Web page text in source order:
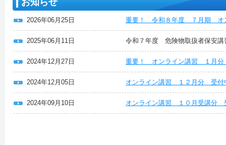
お知らせ
2026年06月25日 重要！ 令和８年度 ７月期 オ
2025年06月11日 令和７年度 危険物取扱者保安
2024年12月27日 重要！ オンライン講習 １月分
2024年12月05日 オンライン講習 １２月分 受付
2024年09月10日 オンライン講習 １０月受講分